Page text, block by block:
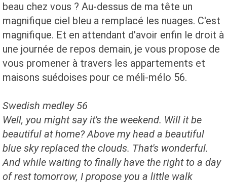
beau chez vous ? Au-dessus de ma tête un
magnifique ciel bleu a remplacé les nuages. C'est
magnifique. Et en attendant d'avoir enfin le droit à
une journée de repos demain, je vous propose de
vous promener à travers les appartements et
maisons suédoises pour ce méli-mélo 56.
Swedish medley 56
Well, you might say it's the weekend. Will it be
beautiful at home? Above my head a beautiful
blue sky replaced the clouds. That's wonderful.
And while waiting to finally have the right to a day
of rest tomorrow, I propose you a little walk